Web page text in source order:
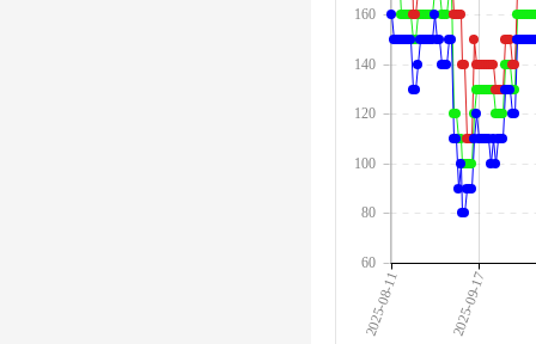
2025-08-11 2025-09-17
60
80
100
120
140
160